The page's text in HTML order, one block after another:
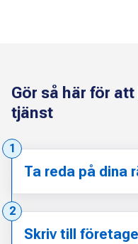
Gör så här för
tjänst
Steg:
1
Ta reda på dina
Steg:
2
Skriv till